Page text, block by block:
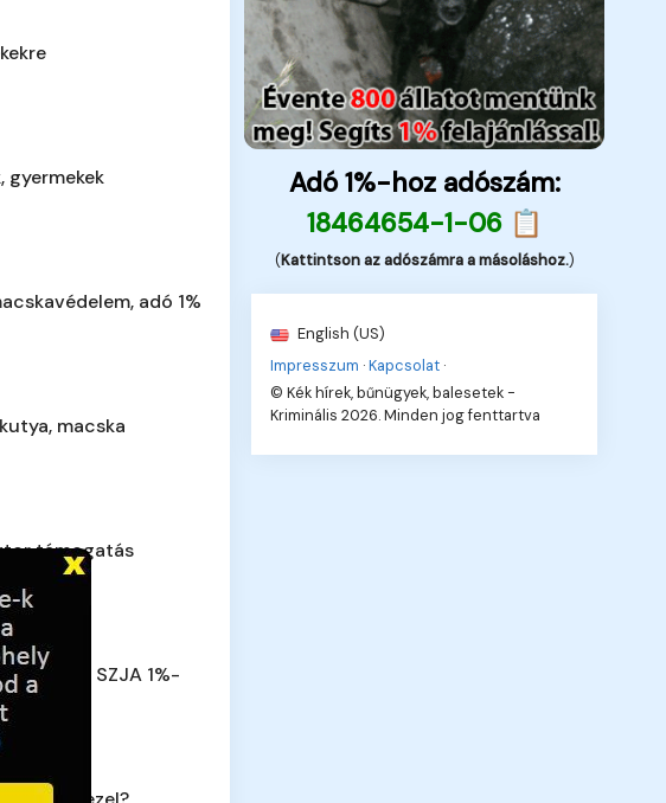
gyermekek
adó 1%
macska
támogatás
az SZJA 1%-
Adó 1%-hoz adószám:
18464654-1-06 📋
(Kattintson az adószámra a másoláshoz.)
English (US)
Impresszum ·Kapcsolat ·
© Kék hírek, bűnügyek, balesetek -
Kriminális 2026. Minden jog fenttartva